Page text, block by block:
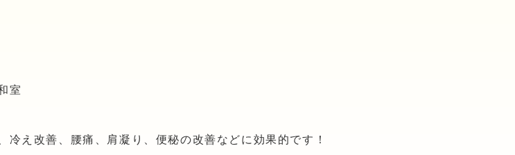
室
え改善、腰痛、肩凝り、便秘の改善などに効果的です！